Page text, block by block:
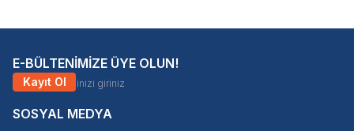
E-BÜLTENİMİZE ÜYE OLUN!
Kayıt Ol
SOSYAL MEDYA